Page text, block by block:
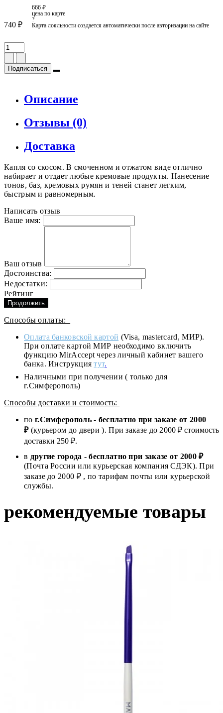
740 ₽
666 ₽
цена по карте
?
Карта лояльности создается автоматически после авторизации на сайте
Подписаться
Описание
Отзывы (0)
Доставка
Капля со скосом. В смоченном и отжатом виде отлично
набирает и отдает любые кремовые продукты. Нанесение
тонов, баз, кремовых румян и теней станет легким,
быстрым и равномерным.
Написать отзыв
Ваше имя:
Ваш отзыв
Достоинства:
Недостатки:
Рейтинг
Продолжить
Способы оплаты:
Оплата банковской картой (Visa, mastercard, МИР).
При оплате картой МИР необходимо включить
функцию MirAccept через личный кабинет вашего
банка. Инструкциятут.
Наличными при получении ( только для
г.Симферополь)
Способы доставки и стоимость:
по г.Симферополь- бесплатно при заказе от 2000
₽(курьером до двери ). При заказе до 2000 ₽ стоимость
доставки 250 ₽.
в другие города -бесплатно при заказе от 2000 ₽
(Почта России или курьерская компания СДЭК). При
заказе до 2000 ₽ , по тарифам почты или курьерской
службы.
рекомендуемые товары